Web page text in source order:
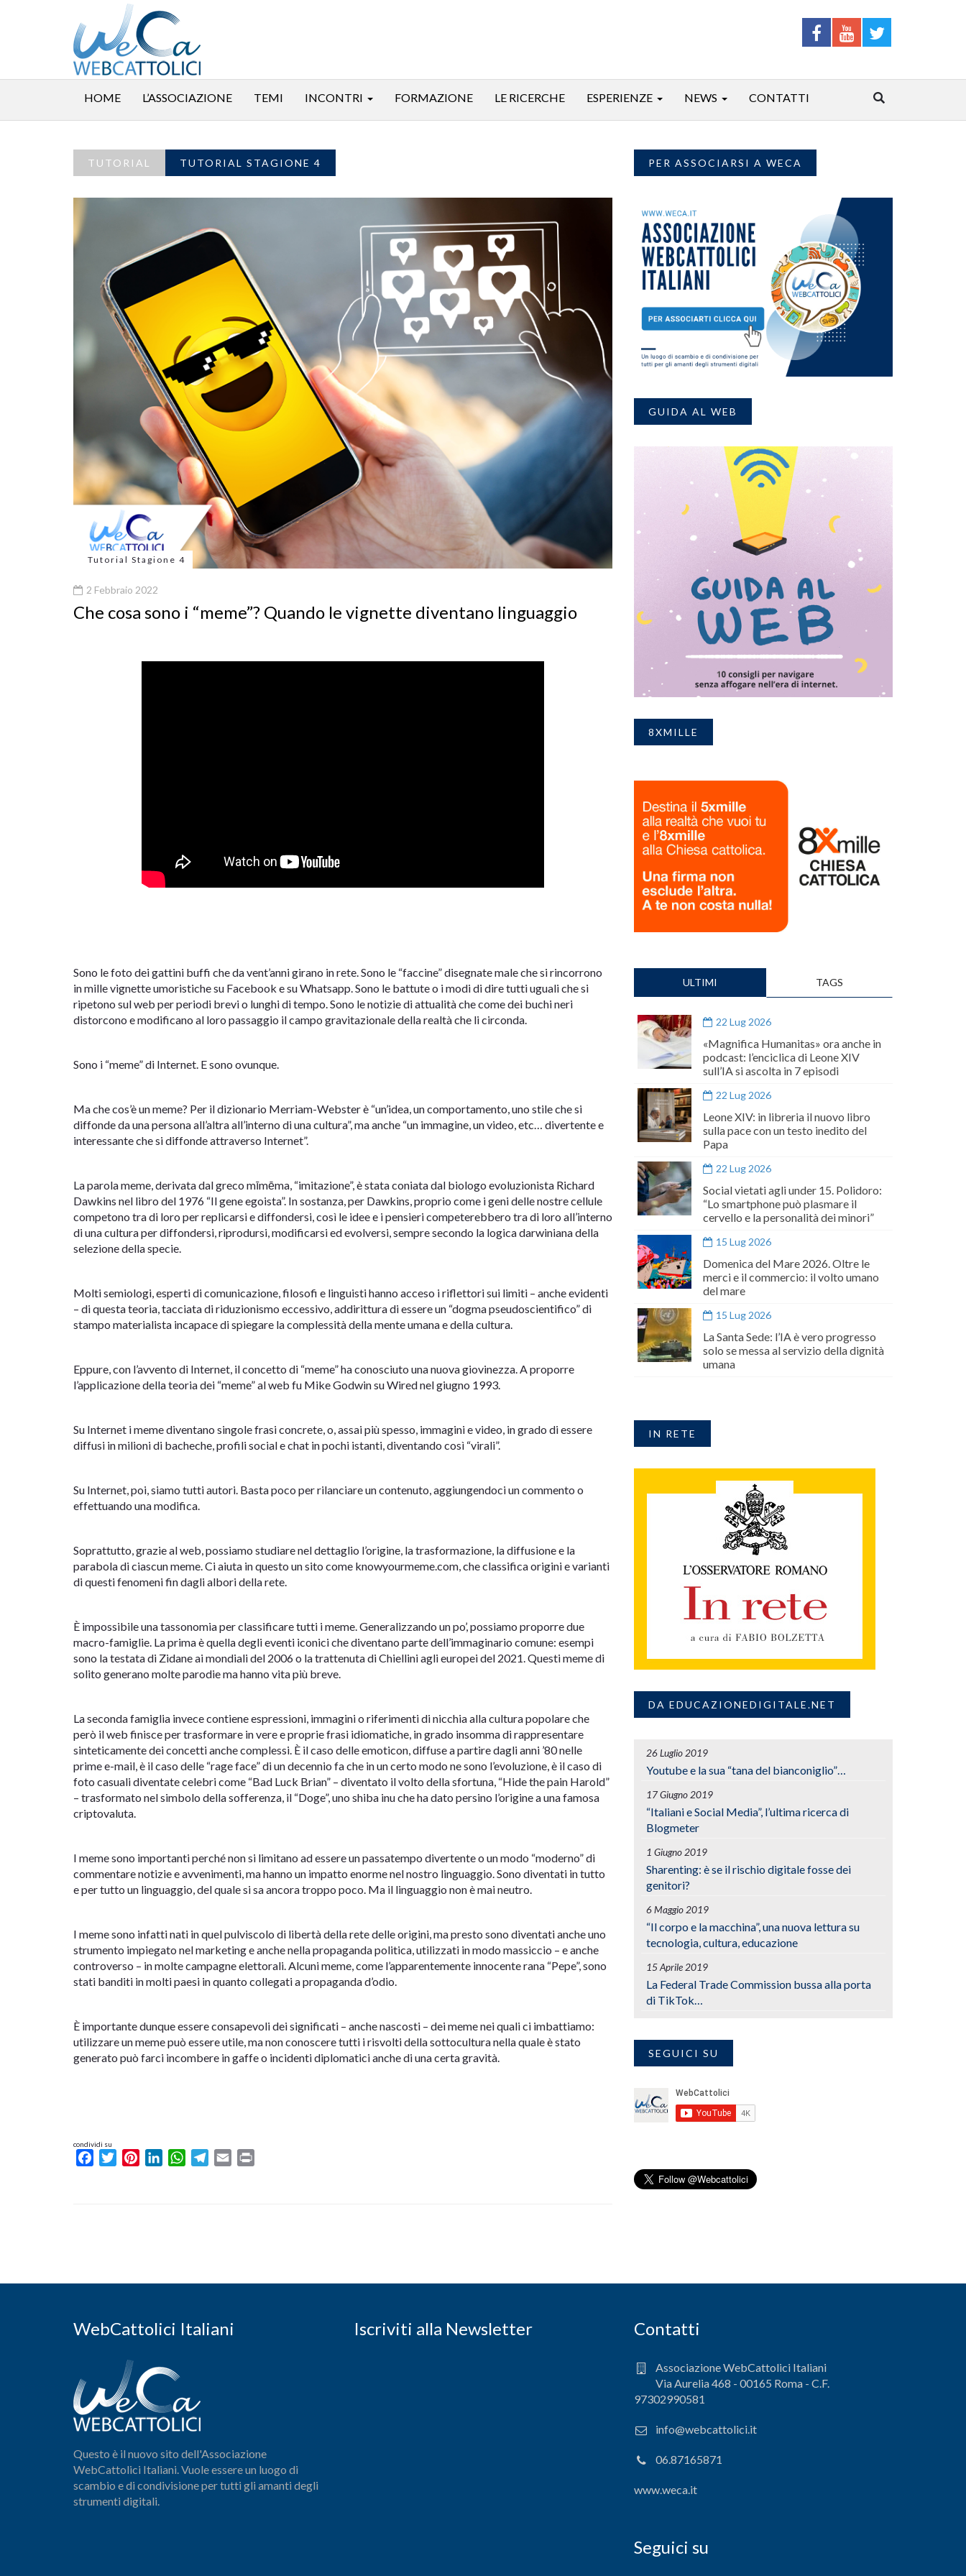
HOME L’ASSOCIAZIONE TEMI INCONTRI FORMAZIONE LE RICERCHE ESPERIENZE NEWS CONTATTI
TUTORIAL TUTORIAL STAGIONE 4
Tutorial Stagione 4
2 Febbraio 2022
Che cosa sono i “meme”? Quando le vignette diventano linguaggio
Sono le foto dei gattini buffi che da vent’anni girano in rete. Sono le “faccine” disegnate male che si rincorrono
in mille vignette umoristiche su Facebook e su Whatsapp. Sono le battute o i modi di dire tutti uguali che si
ripetono sul web per periodi brevi o lunghi di tempo. Sono le notizie di attualità che come dei buchi neri
distorcono e modificano al loro passaggio il campo gravitazionale della realtà che li circonda.
Sono i “meme” di Internet. E sono ovunque.
Ma che cos’è un meme? Per il dizionario Merriam-Webster è “un’idea, un comportamento, uno stile che si
diffonde da una persona all’altra all’interno di una cultura”, ma anche “un immagine, un video, etc… divertente e
interessante che si diffonde attraverso Internet”.
La parola meme, derivata dal greco mīmēma, “imitazione”, è stata coniata dal biologo evoluzionista Richard
Dawkins nel libro del 1976 “Il gene egoista”. In sostanza, per Dawkins, proprio come i geni delle nostre cellule
competono tra di loro per replicarsi e diffondersi, così le idee e i pensieri competerebbero tra di loro all’interno
di una cultura per diffondersi, riprodursi, modificarsi ed evolversi, sempre secondo la logica darwiniana della
selezione della specie.
Molti semiologi, esperti di comunicazione, filosofi e linguisti hanno acceso i riflettori sui limiti – anche evidenti
– di questa teoria, tacciata di riduzionismo eccessivo, addirittura di essere un “dogma pseudoscientifico” di
stampo materialista incapace di spiegare la complessità della mente umana e della cultura.
Eppure, con l’avvento di Internet, il concetto di “meme” ha conosciuto una nuova giovinezza. A proporre
l’applicazione della teoria dei “meme” al web fu Mike Godwin su Wired nel giugno 1993.
Su Internet i meme diventano singole frasi concrete, o, assai più spesso, immagini e video, in grado di essere
diffusi in milioni di bacheche, profili social e chat in pochi istanti, diventando così “virali”.
Su Internet, poi, siamo tutti autori. Basta poco per rilanciare un contenuto, aggiungendoci un commento o
effettuando una modifica.
Soprattutto, grazie al web, possiamo studiare nel dettaglio l’origine, la trasformazione, la diffusione e la
parabola di ciascun meme. Ci aiuta in questo un sito come knowyourmeme.com, che classifica origini e varianti
di questi fenomeni fin dagli albori della rete.
È impossibile una tassonomia per classificare tutti i meme. Generalizzando un po’, possiamo proporre due
macro-famiglie. La prima è quella degli eventi iconici che diventano parte dell’immaginario comune: esempi
sono la testata di Zidane ai mondiali del 2006 o la trattenuta di Chiellini agli europei del 2021. Questi meme di
solito generano molte parodie ma hanno vita più breve.
La seconda famiglia invece contiene espressioni, immagini o riferimenti di nicchia alla cultura popolare che
però il web finisce per trasformare in vere e proprie frasi idiomatiche, in grado insomma di rappresentare
sinteticamente dei concetti anche complessi. È il caso delle emoticon, diffuse a partire dagli anni ’80 nelle
prime e-mail, è il caso delle “rage face” di un decennio fa che in un certo modo ne sono l’evoluzione, è il caso di
foto casuali diventate celebri come “Bad Luck Brian” – diventato il volto della sfortuna, “Hide the pain Harold”
– trasformato nel simbolo della sofferenza, il “Doge”, uno shiba inu che ha dato persino l’origine a una famosa
criptovaluta.
I meme sono importanti perché non si limitano ad essere un passatempo divertente o un modo “moderno” di
commentare notizie e avvenimenti, ma hanno un impatto enorme nel nostro linguaggio. Sono diventati in tutto
e per tutto un linguaggio, del quale si sa ancora troppo poco. Ma il linguaggio non è mai neutro.
I meme sono infatti nati in quel pulviscolo di libertà della rete delle origini, ma presto sono diventati anche uno
strumento impiegato nel marketing e anche nella propaganda politica, utilizzati in modo massiccio – e anche
controverso – in molte campagne elettorali. Alcuni meme, come l’apparentemente innocente rana “Pepe”, sono
stati banditi in molti paesi in quanto collegati a propaganda d’odio.
È importante dunque essere consapevoli dei significati – anche nascosti – dei meme nei quali ci imbattiamo:
utilizzare un meme può essere utile, ma non conoscere tutti i risvolti della sottocultura nella quale è stato
generato può farci incombere in gaffe o incidenti diplomatici anche di una certa gravità.
condividi su
FacebookTwitterPinterestLinkedInWhatsAppTelegram
Email
PER ASSOCIARSI A WECA
GUIDA AL WEB
8XMILLE
ULTIMI TAGS
22 Lug 2026
«Magnifica Humanitas» ora anche in
podcast: l’enciclica di Leone XIV
sull’IA si ascolta in 7 episodi
22 Lug 2026
Leone XIV: in libreria il nuovo libro
sulla pace con un testo inedito del
Papa
22 Lug 2026
Social vietati agli under 15. Polidoro:
“Lo smartphone può plasmare il
cervello e la personalità dei minori”
15 Lug 2026
Domenica del Mare 2026. Oltre le
merci e il commercio: il volto umano
del mare
15 Lug 2026
La Santa Sede: l’IA è vero progresso
solo se messa al servizio della dignità
umana
IN RETE
DA EDUCAZIONEDIGITALE.NET
26 Luglio 2019
Youtube e la sua “tana del bianconiglio”…
17 Giugno 2019
“Italiani e Social Media”, l’ultima ricerca di
Blogmeter
1 Giugno 2019
Sharenting: è se il rischio digitale fosse dei
genitori?
6 Maggio 2019
“Il corpo e la macchina”, una nuova lettura su
tecnologia, cultura, educazione
15 Aprile 2019
La Federal Trade Commission bussa alla porta
di TikTok…
SEGUICI SU
WebCattolici Italiani
Questo è il nuovo sito dell'Associazione
WebCattolici Italiani. Vuole essere un luogo di
scambio e di condivisione per tutti gli amanti degli
strumenti digitali.
Iscriviti alla Newsletter Contatti
Associazione WebCattolici Italiani
Via Aurelia 468 - 00165 Roma - C.F.
97302990581
info@webcattolici.it
06.87165871
www.weca.it
Seguici su